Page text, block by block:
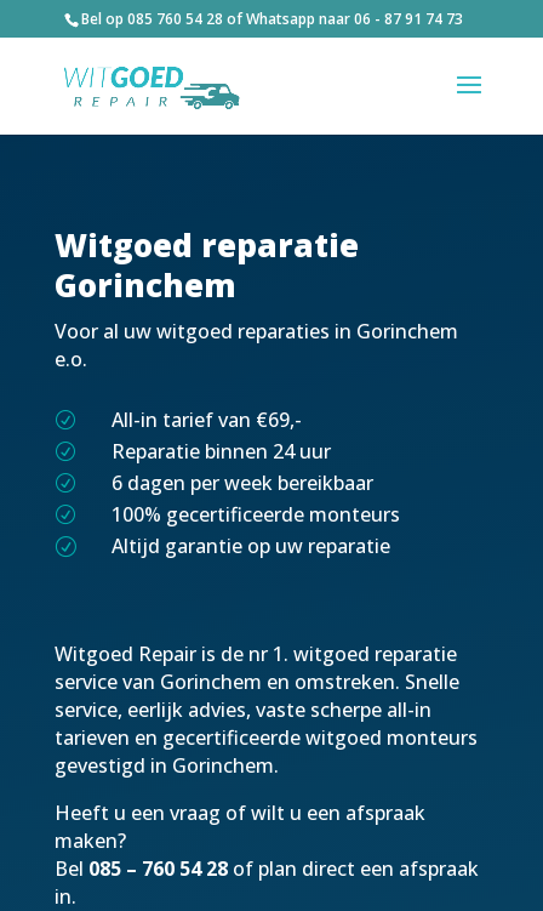
Bel op 085 760 54 28 of Whatsapp naar06 - 87 91 74 73
Witgoed reparatie
Gorinchem
Voor al uw witgoed reparaties in Gorinchem
e.o.
R All-in tarief van €69,-
R Reparatie binnen 24 uur
R 6 dagen per week bereikbaar
R 100% gecertificeerde monteurs
R Altijd garantie op uw reparatie
Witgoed Repair is de nr 1. witgoed reparatie
service van Gorinchem en omstreken. Snelle
service, eerlijk advies, vaste scherpe all-in
tarieven en gecertificeerde witgoed monteurs
gevestigd in Gorinchem.
Heeft u een vraag of wilt u een afspraak
maken?
Bel 085 – 760 54 28of plan direct een afspraak
in.